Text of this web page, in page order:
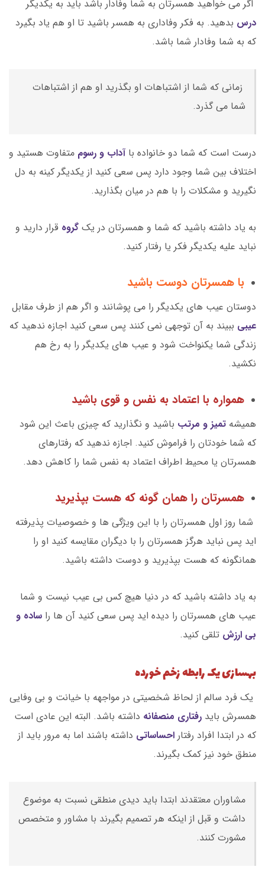
اگر می خواهید همسرتان به شما وفادار باشد باید به یکدیگر
درس بدهید. به فکر وفاداری به همسر باشید تا او هم یاد بگیرد
که به شما وفادار شما باشد.
زمانی که شما از اشتباهات او بگذرید او هم از اشتباهات
شما می گذرد.
درست است که شما دو خانواده با آداب و رسوم متفاوت هستید و
اختلاف بین شما وجود دارد پس سعی کنید از یکدیگر کینه به دل
نگیرید و مشکلات را با هم در میان بگذارید.
به یاد داشته باشید که شما و همسرتان در یک گروه قرار دارید و
نباید علیه یکدیگر فکر یا رفتار کنید.
با همسرتان دوست باشید
دوستان عیب های یکدیگر را می پوشانند و اگر هم از طرف مقابل
عیبی ببیند به آن توجهی نمی کنند پس سعی کنید اجازه ندهید که
زندگی شما یکنواخت شود و عیب های یکدیگر را به رخ هم
نکشید.
همواره با اعتماد به نفس و قوی باشید
همیشه تمیز و مرتب باشید و نگذارید که چیزی باعث این شود
که شما خودتان را فراموش کنید. اجازه ندهید که رفتارهای
همسرتان یا محیط اطراف اعتماد به نفس شما را کاهش دهد.
همسرتان را همان گونه که هست بپذیرید
شما روز اول همسرتان را با این ویژگی ها و خصوصیات پذیرفته
اید پس نباید هرگز همسرتان را با دیگران مقایسه کنید او را
همانگونه که هست بپذیرید و دوست داشته باشید.
به یاد داشته باشید که در دنیا هیچ کس بی عیب نیست و شما
عیب های همسرتان را دیده اید پس سعی کنید آن ها را ساده و
بی ارزش تلقی کنید.
بهسازی یک رابطه زخم خورده
یک فرد سالم از لحاظ شخصیتی در مواجهه با خیانت و بی وفایی
همسرش باید رفتاری منصفانه داشته باشد. البته این عادی است
که در ابتدا افراد رفتار احساساتی داشته باشند اما به مرور باید از
منطق خود نیز کمک بگیرند.
مشاوران معتقدند ابتدا باید دیدی منطقی نسبت به موضوع
داشت و قبل از اینکه هر تصمیم بگیرند با مشاور و متخصص
مشورت کنند.